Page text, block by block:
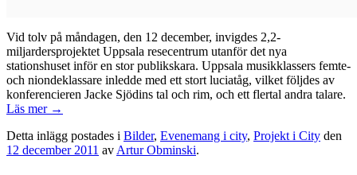
Vid tolv på måndagen, den 12 december, invigdes 2,2-
miljardersprojektet Uppsala resecentrum utanför det nya
stationshuset inför en stor publikskara. Uppsala musikklassers femte-
och niondeklassare inledde med ett stort luciatåg, vilket följdes av
konferencieren Jacke Sjödins tal och rim, och ett flertal andra talare.
Läs mer →
Detta inlägg postades i Bilder, Evenemang i city, Projekt i City den
12 december 2011 av Artur Obminski.